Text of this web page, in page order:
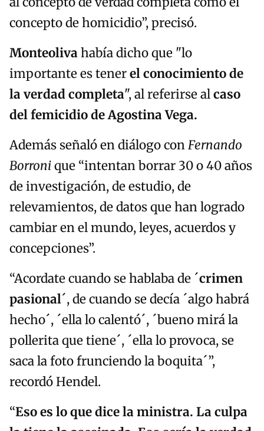
concepto de homicidio”, precisó.
Monteolivahabía dicho que "lo
importante es tenerel conocimiento de
la verdad completa", al referirse alcaso
del femicidio de Agostina Vega.
Además señaló en diálogo conFernando
Borronique “intentan borrar 30 o 40 años
de investigación, de estudio, de
relevamientos, de datos que han logrado
cambiar en el mundo, leyes, acuerdos y
concepciones”.
“Acordate cuando se hablaba de ´crimen
pasional´, de cuando se decía ´algo habrá
hecho´, ´ella lo calentó´, ´bueno mirá la
pollerita que tiene´, ´ella lo provoca, se
saca la foto frunciendo la boquita´”,
recordó Hendel.
“Eso es lo que dice la ministra. La culpa